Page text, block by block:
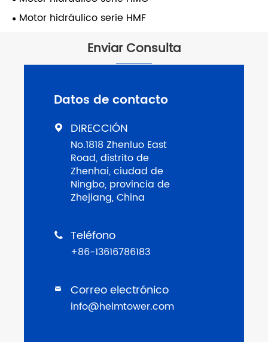
Motor hidráulico serie HMF
Enviar Consulta
Datos de contacto
 DIRECCIÓN
No.1818 Zhenluo East
Road, distrito de
Zhenhai, ciudad de
Ningbo, provincia de
Zhejiang, China
 Teléfono
+86-13616786183
 Correo electrónico
info@helmtower.com